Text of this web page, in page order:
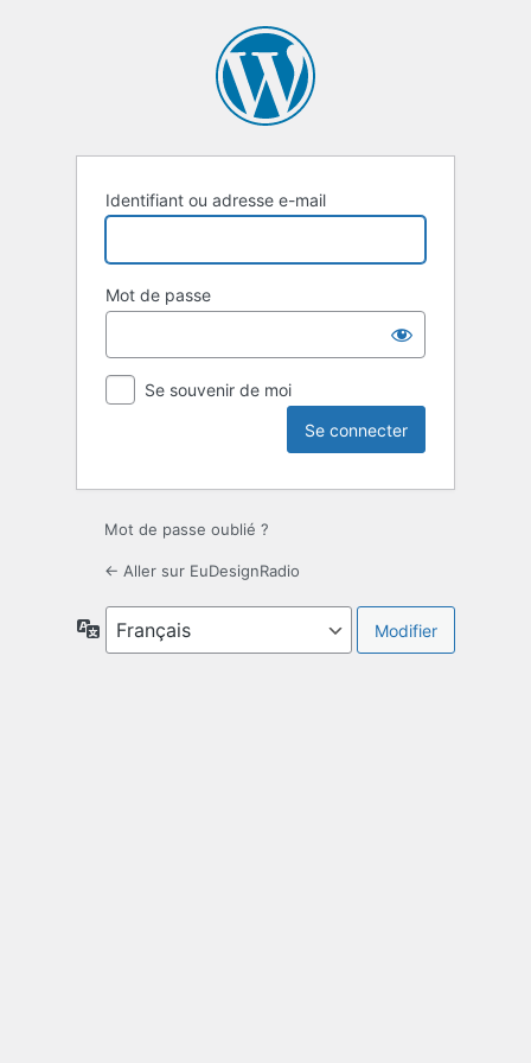
Identifiant ou adresse e-mail
Mot de passe
Se souvenir de moi
Mot de passe oublié ?
← Aller sur EuDesignRadio
Langue